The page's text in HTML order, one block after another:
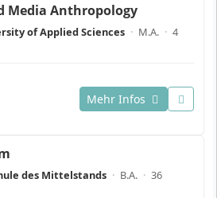
Media Anthropology
of Applied Sciences · M.A. · 4
Mehr Infos
des Mittelstands · B.A. · 36